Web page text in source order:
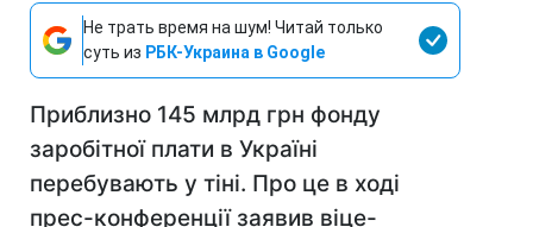
Не трать время на шум! Читай только
суть из РБК-Украина в Google
Приблизно 145 млрд грн фонду
заробітної плати в Україні
перебувають у тіні. Про це в ході
прес-конференції заявив віце-